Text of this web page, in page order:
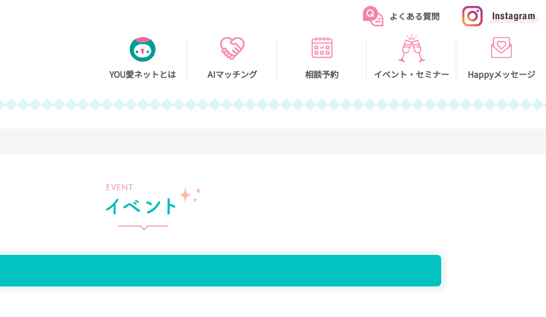
よくある質問
YOU愛ネットとは AIマッチング 相談予約 イベント・セミナー Happyメッセージ